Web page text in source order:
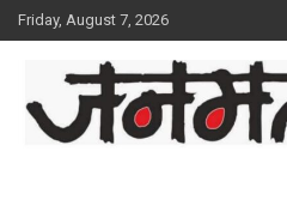
Skip
to
Friday, August 7, 2026